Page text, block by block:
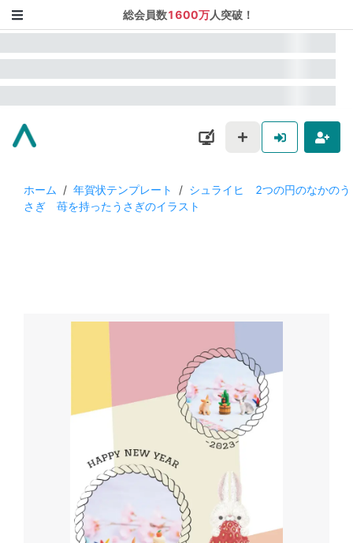
総会員数1600万人突破！
ホーム / 年賀状テンプレート / シュライヒ 2つの円のなかのう
さぎ 苺を持ったうさぎのイラスト